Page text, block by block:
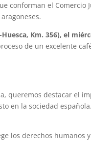
conforman el Comercio
Km. 356), el
de un excelente
queremos destacar el
en la sociedad
los derechos humanos